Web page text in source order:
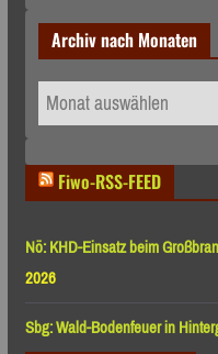
Archiv nach Monaten
Archiv
nach
Fiwo-RSS-FEED
Nö: KHD-Einsatz beim
2026
Sbg: Wald-Bodenfeuer in